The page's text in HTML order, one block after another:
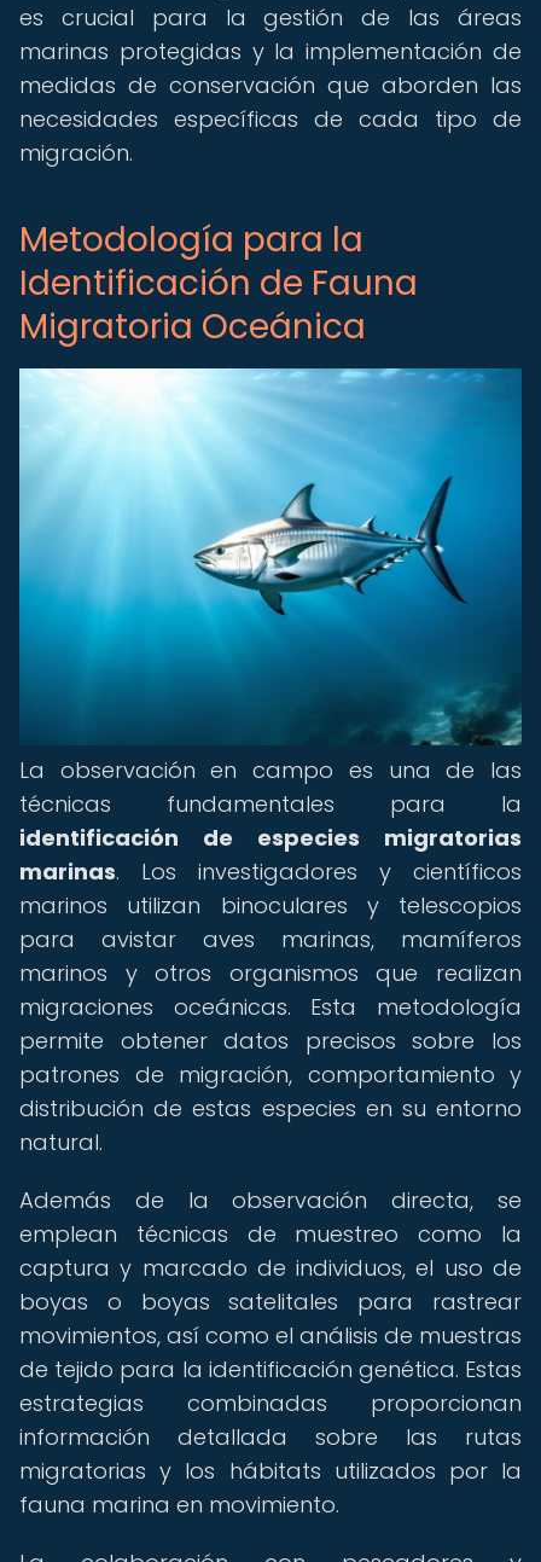
es crucial para la gestión de las áreas
marinas protegidas y la implementación de
medidas de conservación que aborden las
necesidades específicas de cada tipo de
migración.
Metodología para la
Identificación de Fauna
Migratoria Oceánica
La observación en campo es una de las
técnicas fundamentales para la
identificación de especies migratorias
marinas. Los investigadores y científicos
marinos utilizan binoculares y telescopios
para avistar aves marinas, mamíferos
marinos y otros organismos que realizan
migraciones oceánicas. Esta metodología
permite obtener datos precisos sobre los
patrones de migración, comportamiento y
distribución de estas especies en su entorno
natural.
Además de la observación directa, se
emplean técnicas de muestreo como la
captura y marcado de individuos, el uso de
boyas o boyas satelitales para rastrear
movimientos, así como el análisis de muestras
de tejido para la identificación genética. Estas
estrategias combinadas proporcionan
información detallada sobre las rutas
migratorias y los hábitats utilizados por la
fauna marina en movimiento.